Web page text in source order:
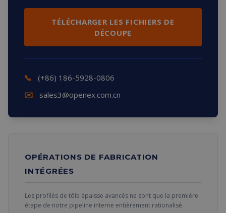
TÉLÉCHARGER LES FICHIERS DE
DÉCOUPE
📞
(+86) 186-5928-0806
✉️
sales3@openex.com.cn
OPÉRATIONS DE FABRICATION
INTÉGRÉES
Les profilés de tôle épaisse avancés ne sont que la première
étape de notre pipeline interne entièrement rationalisé.